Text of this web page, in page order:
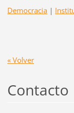
Democracia |
« Volver
Contacto